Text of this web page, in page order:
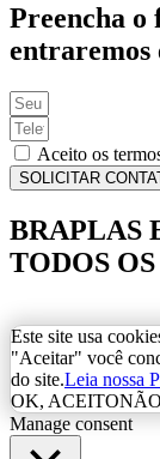
Preencha
entraremos
Aceito os
SOLICITAR
BRAPLAS
TODOS
Este site usa
"Aceitar" você
do site.Leia nossa
OK, ACEITO
Manage consent